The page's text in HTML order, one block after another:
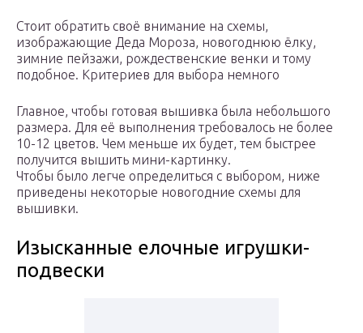
Стоит обратить своё внимание на схемы,
изображающие Деда Мороза, новогоднюю ёлку,
зимние пейзажи, рождественские венки и тому
подобное. Критериев для выбора немного
Главное, чтобы готовая вышивка была небольшого
размера. Для её выполнения требовалось не более
10-12 цветов. Чем меньше их будет, тем быстрее
получится вышить мини-картинку.
Чтобы было легче определиться с выбором, ниже
приведены некоторые новогодние схемы для
вышивки.
Изысканные елочные игрушки-
подвески